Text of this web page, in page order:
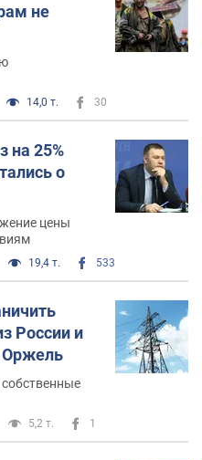
не
14,0 т. 30
на 25%
о
цены
19,4 т. 533
России и
Оржель
5,2 т. 1